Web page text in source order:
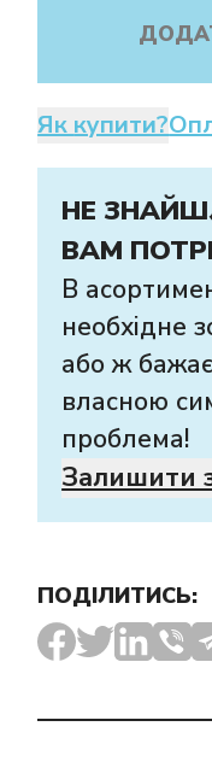
Як купити?
НЕ
ВАМ
В
необхідне
або ж
власною
проблема!
Залишити
ПОДІЛИТИСЬ: